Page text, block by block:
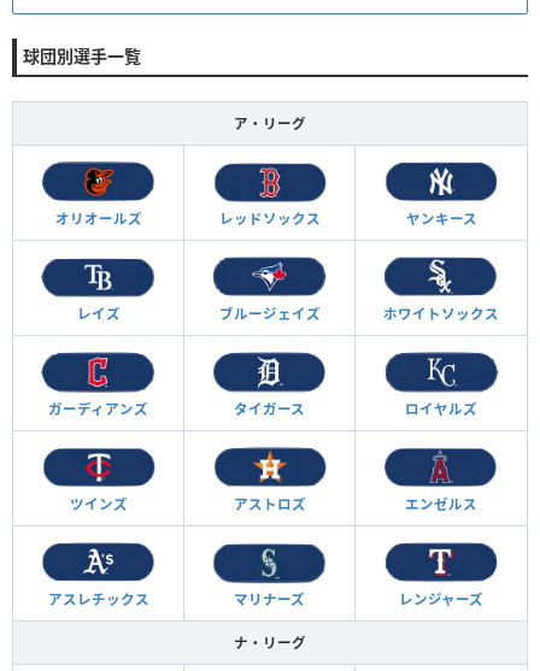
球団別選手一覧
ア・リーグ
オリオールズ レッドソックス ヤンキース
レイズ ブルージェイズ ホワイトソックス
ガーディアンズ タイガース ロイヤルズ
ツインズ アストロズ エンゼルス
アスレチックス マリナーズ レンジャーズ
ナ・リーグ